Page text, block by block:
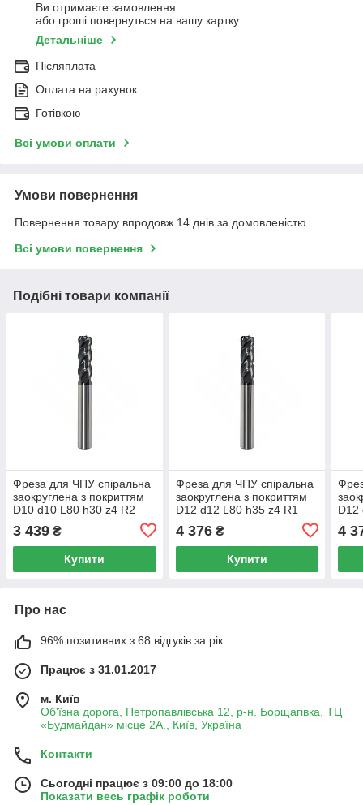
Ви отримаєте замовлення
або гроші повернуться на вашу картку
Детальніше
Післяплата
Оплата на рахунок
Готівкою
Всі умови оплати
Умови повернення
Повернення товару впродовж 14 днів за домовленістю
Всі умови повернення
Подібні товари компанії
Фреза для ЧПУ спіральна
заокруглена з покриттям
D10 d10 L80 h30 z4 R2
3 439 ₴
Купити
Фреза для ЧПУ спіральна
заокруглена з покриттям
D12 d12 L80 h35 z4 R1
4 376₴
Купити
D12
4
Про нас
96% позитивних з 68 відгуків за рік
Працює з 31.01.2017
м. Київ
Об'їзна дорога, Петропавлівська 12, р-н. Борщагівка, ТЦ
«Будмайдан» місце 2А., Київ, Україна
Контакти
Сьогодні працює з 09:00 до 18:00
Показати весь графік роботи